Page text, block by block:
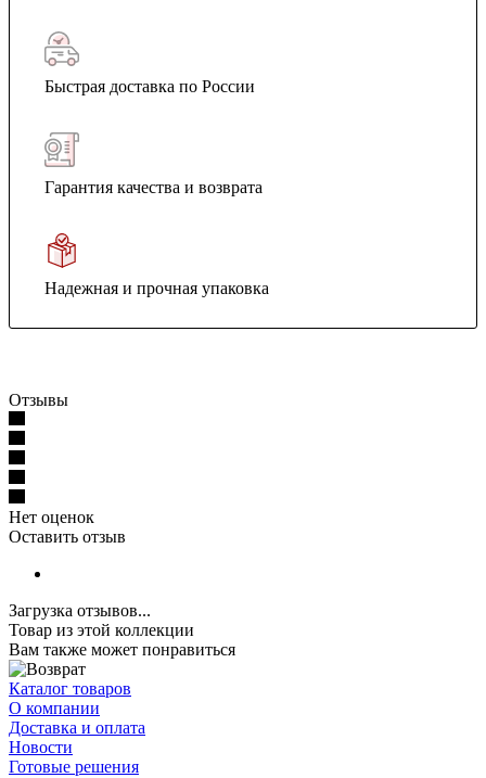
Быстрая доставка по России
Гарантия качества и возврата
Надежная и прочная упаковка
Отзывы
Нет оценок
Оставить отзыв
Загрузка отзывов...
Товар из этой коллекции
Вам также может понравиться
Каталог товаров
О компании
Доставка и оплата
Новости
Готовые решения